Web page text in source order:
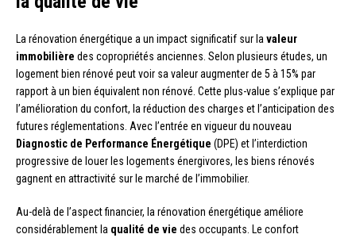
La rénovation énergétique a un impact significatif sur la valeur
immobilière des copropriétés anciennes. Selon plusieurs études, un
logement bien rénové peut voir sa valeur augmenter de 5 à 15% par
rapport à un bien équivalent non rénové. Cette plus-value s’explique par
l’amélioration du confort, la réduction des charges et l’anticipation des
futures réglementations. Avec l’entrée en vigueur du nouveau
Diagnostic de Performance Énergétique (DPE) et l’interdiction
progressive de louer les logements énergivores, les biens rénovés
gagnent en attractivité sur le marché de l’immobilier.
Au-delà de l’aspect financier, la rénovation énergétique améliore
considérablement la qualité de vie des occupants. Le confort